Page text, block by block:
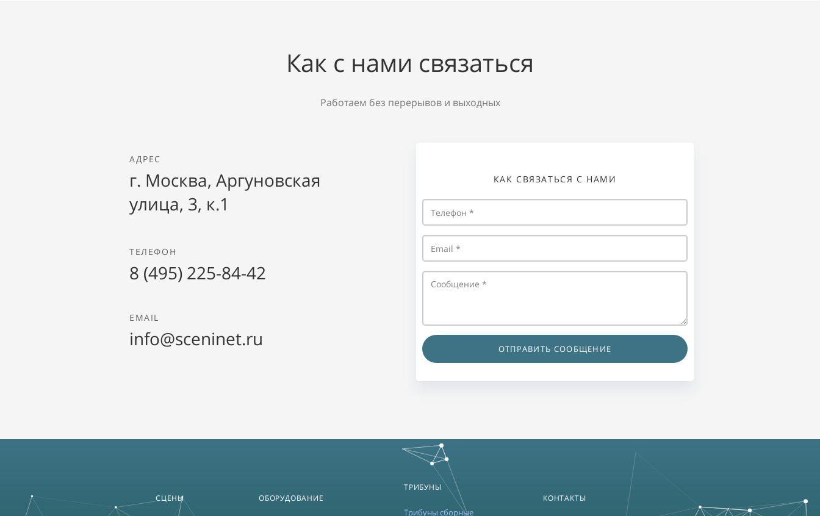
Как с нами связаться
Работаем без перерывов и выходных
АДРЕС
г. Москва, Аргуновская
улица, 3, к.1
ТЕЛЕФОН
8 (495) 225-84-42
EMAIL
info@sceninet.ru
КАК СВЯЗАТЬСЯ С НАМИ
ОТПРАВИТЬ СООБЩЕНИЕ
СЦЕНЫ ОБОРУДОВАНИЕ
ТРИБУНЫ
Трибуны сборные
КОНТАКТЫ